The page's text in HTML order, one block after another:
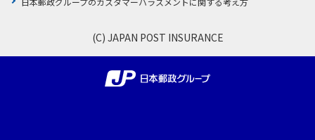
(C) JAPAN POST INSURANCE